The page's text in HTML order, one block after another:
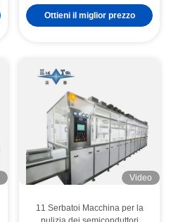
ad ultrasuoni intelligenti
Ottieni il miglior prezzo
Video
11 Serbatoi Macchina per la